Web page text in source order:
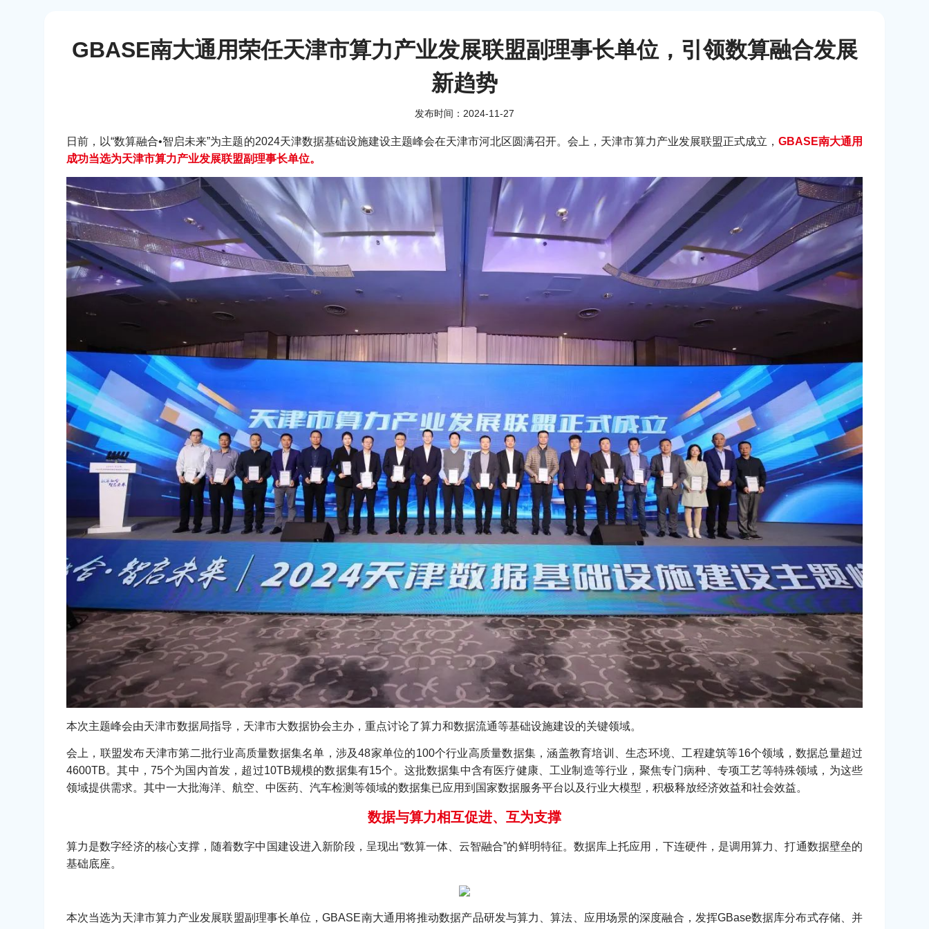
GBASE南大通用荣任天津市算力产业发展联盟副理事长单位，引领数算融合发展
新趋势
发布时间：2024-11-27
日前，以“数算融合•智启未来”为主题的2024天津数据基础设施建设主题峰会在天津市河北区圆满召开。会上，天津市算力产业发展联盟正式成立， GBASE南大通用
成功当选为天津市算力产业发展联盟副理事长单位。
本次主题峰会由天津市数据局指导，天津市大数据协会主办，重点讨论了算力和数据流通等基础设施建设的关键领域。
会上，联盟发布天津市第二批行业高质量数据集名单，涉及48家单位的100个行业高质量数据集，涵盖教育培训、生态环境、工程建筑等16个领域，数据总量超过
4600TB。其中，75个为国内首发，超过10TB规模的数据集有15个。这批数据集中含有医疗健康、工业制造等行业，聚焦专门病种、专项工艺等特殊领域，为这些
领域提供需求。其中一大批海洋、航空、中医药、汽车检测等领域的数据集已应用到国家数据服务平台以及行业大模型，积极释放经济效益和社会效益。
数据与算力相互促进、互为支撑
算力是数字经济的核心支撑，随着数字中国建设进入新阶段，呈现出“数算一体、云智融合”的鲜明特征。数据库上托应用，下连硬件，是调用算力、打通数据壁垒的
基础底座。
本次当选为天津市算力产业发展联盟副理事长单位，GBASE南大通用将推动数据产品研发与算力、算法、应用场景的深度融合，发挥GBase数据库分布式存储、并